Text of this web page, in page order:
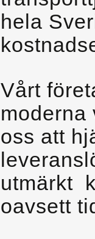
hela
Vårt
moderna
oss att
utmärkt
oavsett